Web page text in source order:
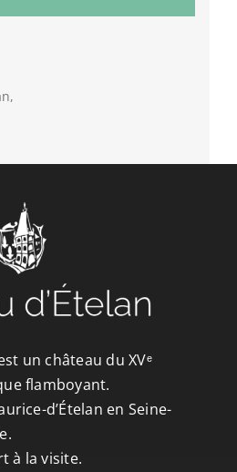
,
un château du XVᵉ
flamboyant.
d’Ételan en Seine-
à la visite.